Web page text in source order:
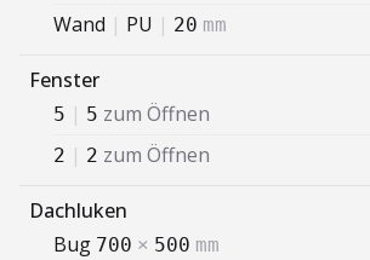
Wand | PU | 20 mm
Fenster
5 | 5 zum Öffnen
2 | 2 zum Öffnen
Dachluken
Bug 700 × 500 mm